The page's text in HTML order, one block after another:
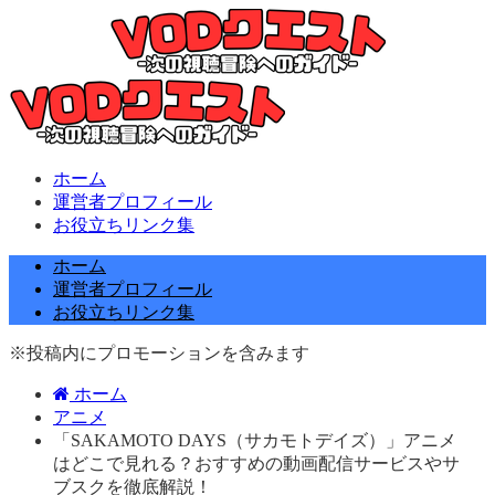
ホーム
運営者プロフィール
お役立ちリンク集
ホーム
運営者プロフィール
お役立ちリンク集
※投稿内にプロモーションを含みます
ホーム
アニメ
「SAKAMOTO DAYS（サカモトデイズ）」アニメ
はどこで見れる？おすすめの動画配信サービスやサ
ブスクを徹底解説！